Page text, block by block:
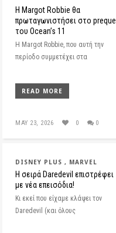
Η Margot Robbie θα
πρωταγωνιστήσει στο prequel
του Ocean’s 11
Η Margot Robbie, που αυτή την
περίοδο συμμετέχει στα
READ MORE
MAY 23, 2026 0 0
DISNEY PLUS MARVEL
H σειρά Daredevil επιστρέφει
με νέα επεισόδια!
Κι εκεί που είχαμε κλάψει τον
Daredevil (και όλους